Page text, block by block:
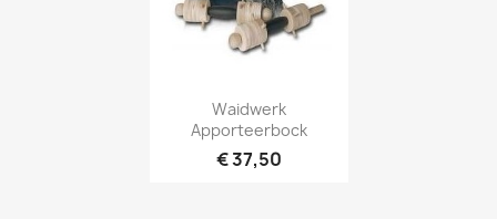
Snel bekijken
Waidwerk
Apporteerbock
€ 37,50